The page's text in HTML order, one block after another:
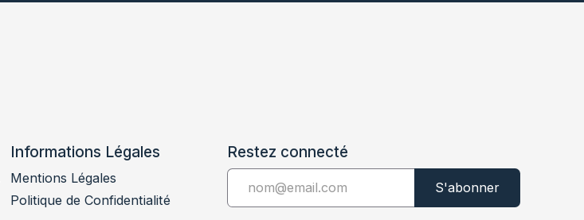
Informations Légales
Mentions Légales
Politique de Confidentialité
Restez connecté